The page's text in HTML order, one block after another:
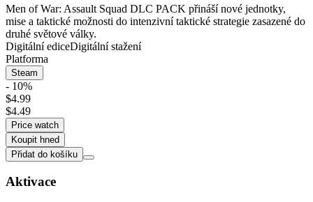
Men of War: Assault Squad DLC PACK přináší nové jednotky,
mise a taktické možnosti do intenzivní taktické strategie zasazené do
druhé světové války.
Digitální ediceDigitální stažení
Platforma
Steam
- 10%
$4.99
$4.49
Price watch
Koupit hned
Přidat do košíku
Aktivace